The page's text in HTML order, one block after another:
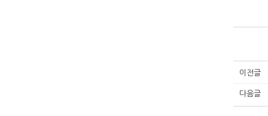
이전글
다음글